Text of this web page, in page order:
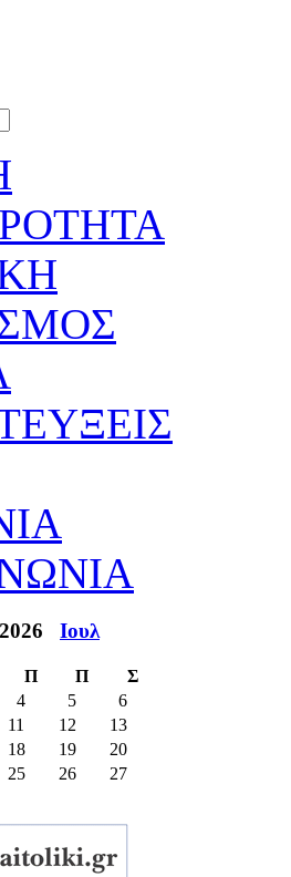
Ιουλ
Π Π
Σ
4 5
6
11 12
13
18 19
20
25 26
27